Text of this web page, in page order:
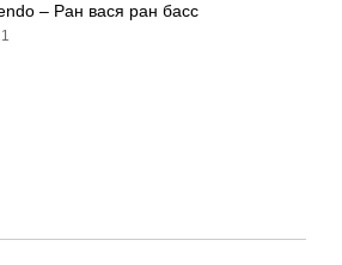
– Ран вася ран басс